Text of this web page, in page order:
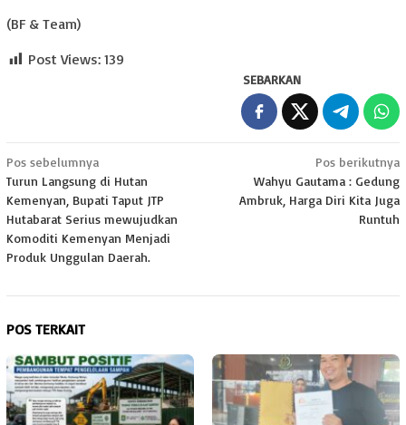
(BF & Team)
Post Views: 139
SEBARKAN
Navigasi
pos
Pos sebelumnya
Turun Langsung di Hutan
Kemenyan, Bupati Taput JTP
Hutabarat Serius mewujudkan
Komoditi Kemenyan Menjadi
Produk Unggulan Daerah.
Pos berikutnya
Wahyu Gautama : Gedung
Ambruk, Harga Diri Kita Juga
Runtuh
POS TERKAIT